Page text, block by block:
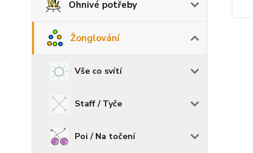
Ohnivé potřeby
Žonglování
Vše co svítí
Staff / Tyče
Poi / Na točení